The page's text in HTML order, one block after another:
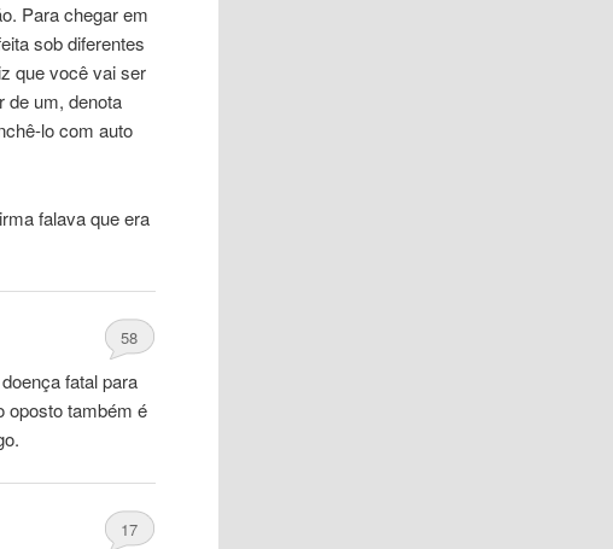
Para chegar em
sob diferentes
que você vai ser
de um, denota
lo com auto
falava que era
58
fatal para
oposto também é
17